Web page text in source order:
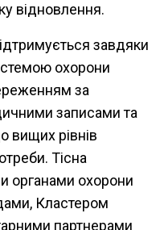
відновлення.
завдяки
охорони
за
записами та
вищих рівнів
Тісна
органами охорони
Кластером
партнерами